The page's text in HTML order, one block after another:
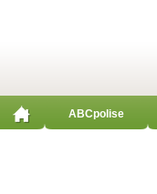
ABCpolise